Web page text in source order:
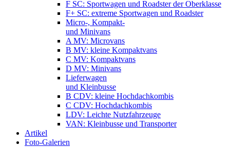
F SC: Sportwagen und Roadster der Oberklasse
F+ SC: extreme Sportwagen und Roadster
Micro-, Kompakt-
und Minivans
A MV: Microvans
B MV: kleine Kompaktvans
C MV: Kompaktvans
D MV: Minivans
Lieferwagen
und Kleinbusse
B CDV: kleine Hochdachkombis
C CDV: Hochdachkombis
LDV: Leichte Nutzfahrzeuge
VAN: Kleinbusse und Transporter
Artikel
Foto-Galerien